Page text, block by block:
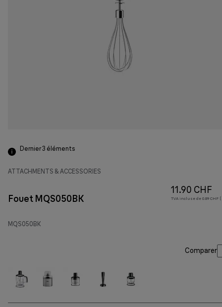
Dernier 3 éléments
ATTACHMENTS & ACCESSORIES
Fouet MQS050BK
MQS050BK
11.90 CHF
TVA incluse de 0.89 CHF (
Comparer